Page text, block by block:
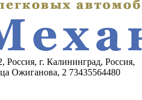
Россия, г. Калининград, Россия,
Ожиганова, 2 73435564480